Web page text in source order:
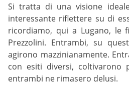
Si tratta di una visione
interessante riflettere su di
ricordiamo, qui a Lugano, le
Prezzolini. Entrambi, su
agirono mazzinianamente.
con esiti diversi, coltivarono
entrambi ne rimasero delusi.